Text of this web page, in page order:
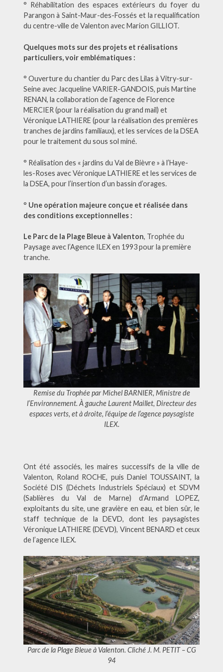
° Réhabilitation des espaces extérieurs du foyer du
Parangon à Saint-Maur-des-Fossés et la requalification
du centre-ville de Valenton avec Marion GILLIOT.
Quelques mots sur des projets et réalisations
particuliers, voir emblématiques :
° Ouverture du chantier du Parc des Lilas à Vitry-sur-
Seine avec Jacqueline VARIER-GANDOIS, puis Martine
RENAN, la collaboration de l’agence de Florence
MERCIER (pour la réalisation du grand mail) et
Véronique LATHIERE (pour la réalisation des premières
tranches de jardins familiaux), et les services de la DSEA
pour le traitement du sous sol miné.
° Réalisation des « jardins du Val de Bièvre » à l’Haye-
les-Roses avec Véronique LATHIERE et les services de
la DSEA, pour l’insertion d’un bassin d’orages.
° Une opération majeure conçue et réalisée dans
des conditions exceptionnelles :
Le Parc de la Plage Bleue à Valenton, Trophée du
Paysage avec l’Agence ILEX en 1993 pour la première
tranche.
Remise du Trophée par Michel BARNIER, Ministre de
l’Environnement. À gauche Laurent Maillet, Directeur des
espaces verts, et à droite, l’équipe de l’agence paysagiste
ILEX.
Ont été associés, les maires successifs de la ville de
Valenton, Roland ROCHE, puis Daniel TOUSSAINT, la
Société DIS (Déchets Industriels Spéciaux) et SDVM
(Sablières du Val de Marne) d’Armand LOPEZ,
exploitants du site, une gravière en eau, et bien sûr, le
staff technique de la DEVD, dont les paysagistes
Véronique LATHIERE (DEVD), Vincent BENARD et ceux
de l’agence ILEX.
Parc de la Plage Bleue à Valenton. Cliché J. M. PETIT – CG
94